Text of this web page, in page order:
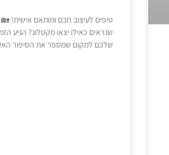
טיפים לעיצוב חכם ומותאם אישית!
שנראים כאילו יצאו מקטלוג? הגיע
שלכם למקום שמספר את הסיפור